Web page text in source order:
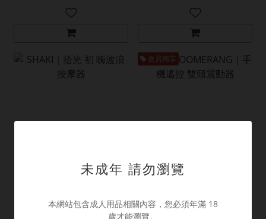
NT$1,290
會員獨享
LELO BOOMERANG｜手機
NT$7,980
未成年 請勿瀏覽
本網站包含成人用品相關內容，您必須年滿 18
歲才能瀏覽。